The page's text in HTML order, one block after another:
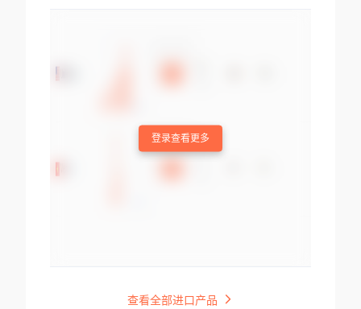
登录查看更多
查看全部进口产品